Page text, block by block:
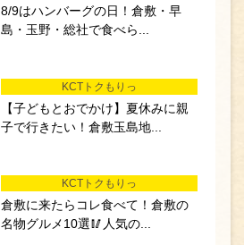
8/9はハンバーグの日！倉敷・早
島・玉野・総社で食べら...
KCTトクもりっ
【子どもとおでかけ】夏休みに親
子で行きたい！倉敷玉島地...
KCTトクもりっ
倉敷に来たらコレ食べて！倉敷の
名物グルメ10選🥢人気の...